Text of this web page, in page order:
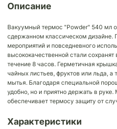
Описание
Вакуумный термос "Powder" 540 мл
сдержанном классическом дизайне.
мероприятий и повседневного
высококачественной стали
течение 8 часов. Герметичная
чайных листьев, фруктов или льда, а
мытья. Благодаря специальной
удобно, но и приятно держать в
обеспечивает термосу защиту от
Характеристики